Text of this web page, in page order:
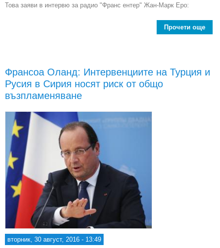
Това заяви в интервю за радио "Франс ентер" Жан-Марк Еро:
Прочети още
Франсоа Оланд: Интервенциите на Турция и
Русия в Сирия носят риск от общо
възпламеняване
вторник, 30 август, 2016 - 13:49